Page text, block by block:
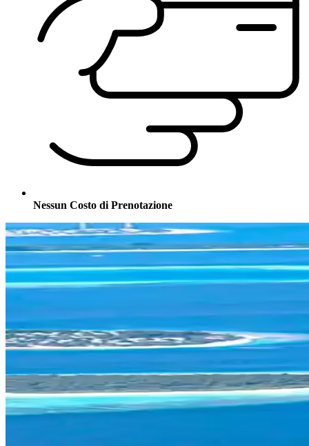
Nessun Costo di Prenotazione